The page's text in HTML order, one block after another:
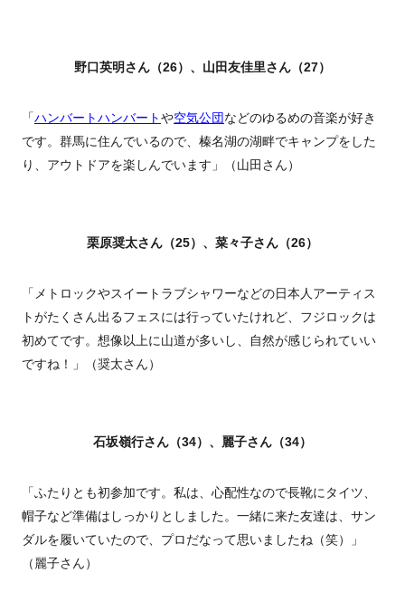
野口英明さん（26）、山田友佳里さん（27）
「ハンバートハンバートや空気公団などのゆるめの音楽が好き
です。群馬に住んでいるので、榛名湖の湖畔でキャンプをした
り、アウトドアを楽しんでいます」（山田さん）
栗原奨太さん（25）、菜々子さん（26）
「メトロックやスイートラブシャワーなどの日本人アーティス
トがたくさん出るフェスには行っていたけれど、フジロックは
初めてです。想像以上に山道が多いし、自然が感じられていい
ですね！」（奨太さん）
石坂嶺行さん（34）、麗子さん（34）
「ふたりとも初参加です。私は、心配性なので長靴にタイツ、
帽子など準備はしっかりとしました。一緒に来た友達は、サン
ダルを履いていたので、プロだなって思いましたね（笑）」
（麗子さん）